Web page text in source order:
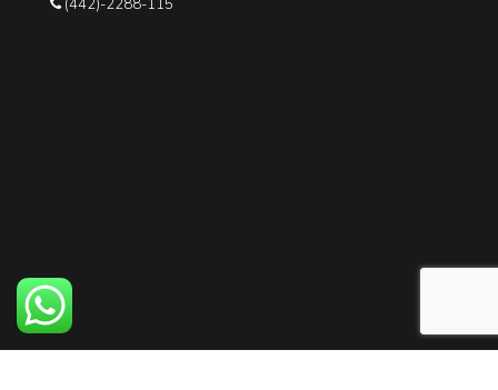
(442)-2288-115